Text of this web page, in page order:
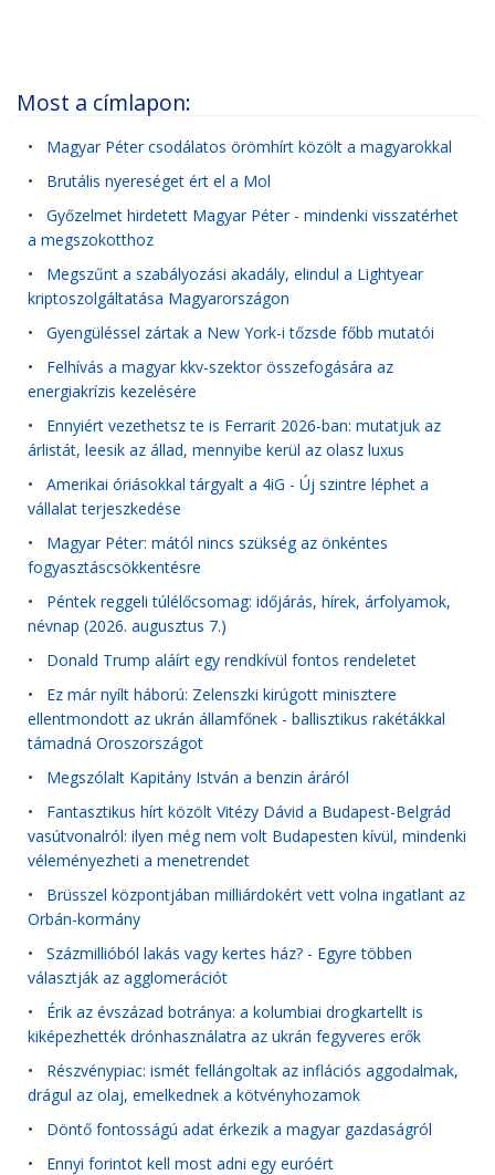
Most a címlapon:
• Magyar Péter csodálatos örömhírt közölt a magyarokkal
• Brutális nyereséget ért el a Mol
• Győzelmet hirdetett Magyar Péter - mindenki visszatérhet
a megszokotthoz
• Megszűnt a szabályozási akadály, elindul a Lightyear
kriptoszolgáltatása Magyarországon
• Gyengüléssel zártak a New York-i tőzsde főbb mutatói
• Felhívás a magyar kkv-szektor összefogására az
energiakrízis kezelésére
• Ennyiért vezethetsz te is Ferrarit 2026-ban: mutatjuk az
árlistát, leesik az állad, mennyibe kerül az olasz luxus
• Amerikai óriásokkal tárgyalt a 4iG - Új szintre léphet a
vállalat terjeszkedése
• Magyar Péter: mától nincs szükség az önkéntes
fogyasztáscsökkentésre
• Péntek reggeli túlélőcsomag: időjárás, hírek, árfolyamok,
névnap (2026. augusztus 7.)
• Donald Trump aláírt egy rendkívül fontos rendeletet
• Ez már nyílt háború: Zelenszki kirúgott minisztere
ellentmondott az ukrán államfőnek - ballisztikus rakétákkal
támadná Oroszországot
• Megszólalt Kapitány István a benzin áráról
• Fantasztikus hírt közölt Vitézy Dávid a Budapest-Belgrád
vasútvonalról: ilyen még nem volt Budapesten kívül, mindenki
véleményezheti a menetrendet
• Brüsszel központjában milliárdokért vett volna ingatlant az
Orbán-kormány
• Százmillióból lakás vagy kertes ház? - Egyre többen
választják az agglomerációt
• Érik az évszázad botránya: a kolumbiai drogkartellt is
kiképezhették drónhasználatra az ukrán fegyveres erők
• Részvénypiac: ismét fellángoltak az inflációs aggodalmak,
drágul az olaj, emelkednek a kötvényhozamok
• Döntő fontosságú adat érkezik a magyar gazdaságról
• Ennyi forintot kell most adni egy euróért